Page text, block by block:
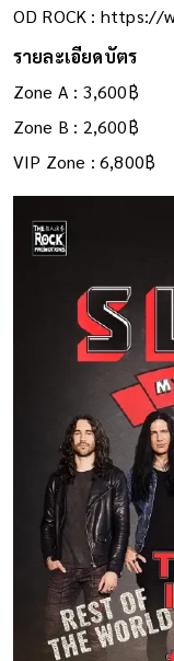
OD ROCK : https://
รายละเอียดบัตร
Zone A : 3,600฿
Zone B : 2,600฿
VIP Zone : 6,800฿